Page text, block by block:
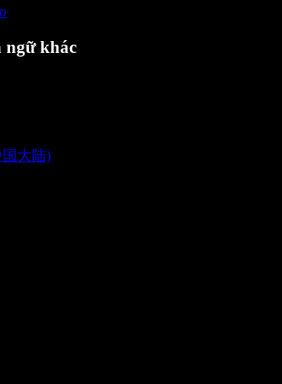
ngữ khác
大陆)